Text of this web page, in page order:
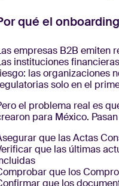
qué el
empresas B2B emiten
instituciones
las organizaciones
solo en el
el problema real es
para México.
que las Actas
que las últimas
que los